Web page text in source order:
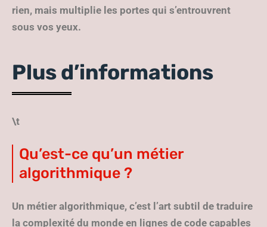
rien, mais multiplie les portes qui s’entrouvrent
sous vos yeux.
Plus d’informations
\t
Qu’est-ce qu’un métier
algorithmique ?
Un métier algorithmique, c’est l’art subtil de traduire
la complexité du monde en lignes de code capables